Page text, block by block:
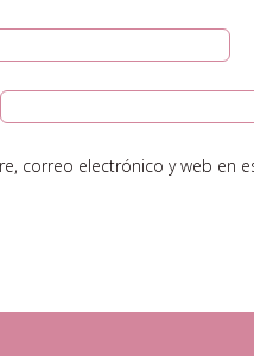
correo electrónico y web en